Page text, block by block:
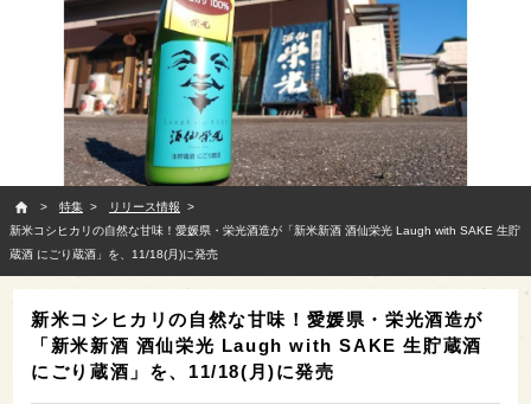
特集
リリース情報
新米コシヒカリの自然な甘味！愛媛県・栄光酒造が「新米新酒 酒仙栄光 Laugh with SAKE 生貯
蔵酒 にごり蔵酒」を、11/18(月)に発売
新米コシヒカリの自然な甘味！愛媛県・栄光酒造が
「新米新酒 酒仙栄光 Laugh with SAKE 生貯蔵酒
にごり蔵酒」を、11/18(月)に発売